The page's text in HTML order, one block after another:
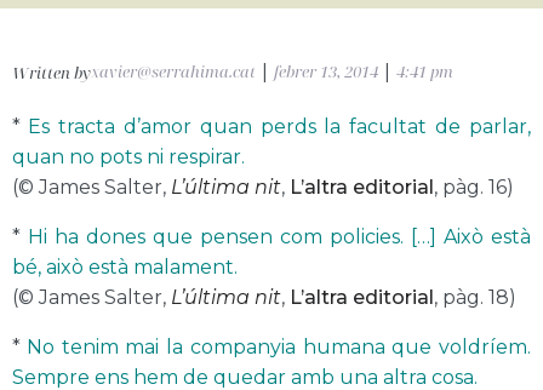
Written byxavier@serrahima.cat febrer 13, 2014 4:41 pm
* Es tracta d’amor quan perds la facultat de parlar,
quan no pots ni respirar.
(© James Salter, L’última nit, L’altra editorial, pàg. 16)
* Hi ha dones que pensen com policies. […] Això està
bé, això està malament.
(© James Salter, L’última nit, L’altra editorial, pàg. 18)
* No tenim mai la companyia humana que voldríem.
Sempre ens hem de quedar amb una altra cosa.